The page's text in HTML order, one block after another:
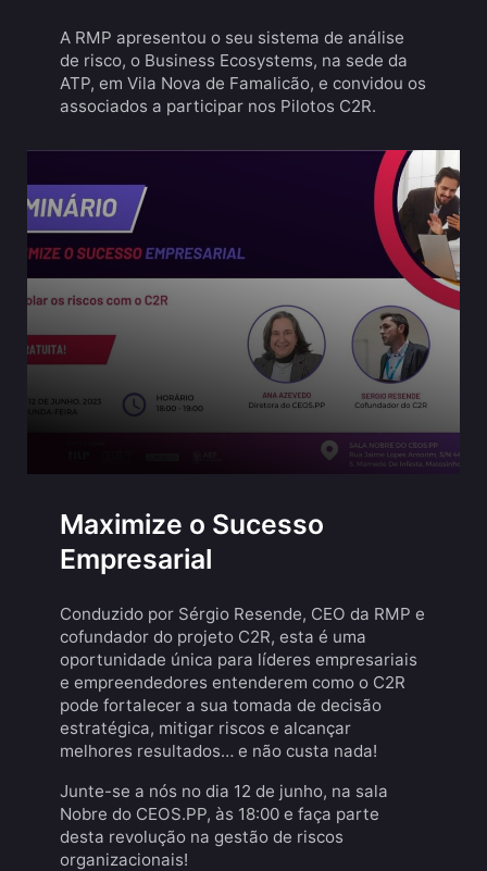
A RMP apresentou o seu sistema de análise
de risco, o Business Ecosystems, na sede da
ATP, em Vila Nova de Famalicão, e convidou os
associados a participar nos Pilotos C2R.
Maximize o Sucesso
Empresarial
Conduzido por Sérgio Resende, CEO da RMP e
cofundador do projeto C2R, esta é uma
oportunidade única para líderes empresariais
e empreendedores entenderem como o C2R
pode fortalecer a sua tomada de decisão
estratégica, mitigar riscos e alcançar
melhores resultados… e não custa nada!
Junte-se a nós no dia 12 de junho, na sala
Nobre do CEOS.PP, às 18:00 e faça parte
desta revolução na gestão de riscos
organizacionais!